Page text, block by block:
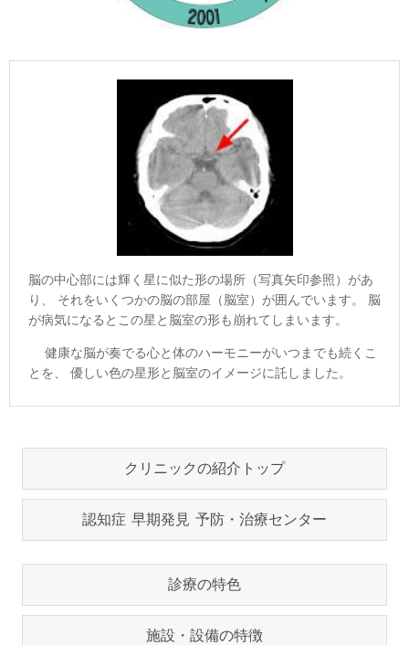
脳の中心部には輝く星に似た形の場所（写真矢印参照）があ
り、 それをいくつかの脳の部屋（脳室）が囲んでいます。 脳
が病気になるとこの星と脳室の形も崩れてしまいます。
健康な脳が奏でる心と体のハーモニーがいつまでも続くこ
とを、 優しい色の星形と脳室のイメージに託しました。
クリニックの紹介トップ
認知症 早期発見 予防・治療センター
診療の特色
施設・設備の特徴